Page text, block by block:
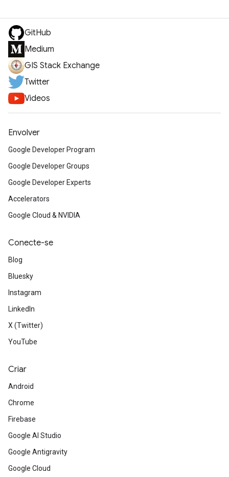
GitHub
Medium
GIS Stack Exchange
Twitter
Videos
Envolver
Google Developer Program
Google Developer Groups
Google Developer Experts
Accelerators
Google Cloud & NVIDIA
Conecte-se
Blog
Bluesky
Instagram
LinkedIn
X (Twitter)
YouTube
Criar
Android
Chrome
Firebase
Google AI Studio
Google Antigravity
Google Cloud